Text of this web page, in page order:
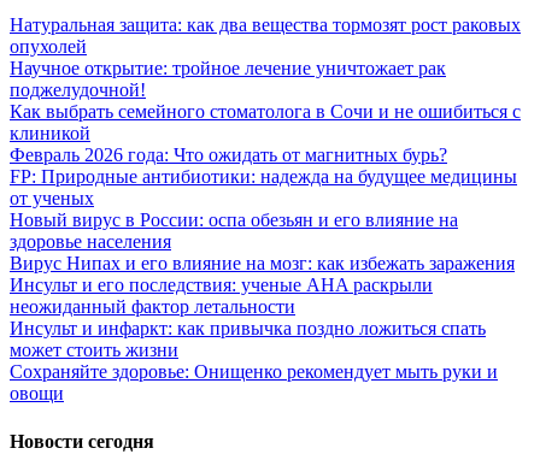
Натуральная защита: как два вещества тормозят рост раковых
опухолей
Научное открытие: тройное лечение уничтожает рак
поджелудочной!
Как выбрать семейного стоматолога в Сочи и не ошибиться с
клиникой
Февраль 2026 года: Что ожидать от магнитных бурь?
FP: Природные антибиотики: надежда на будущее медицины
от ученых
Новый вирус в России: оспа обезьян и его влияние на
здоровье населения
Вирус Нипах и его влияние на мозг: как избежать заражения
Инсульт и его последствия: ученые AHA раскрыли
неожиданный фактор летальности
Инсульт и инфаркт: как привычка поздно ложиться спать
может стоить жизни
Сохраняйте здоровье: Онищенко рекомендует мыть руки и
овощи
Новости сегодня